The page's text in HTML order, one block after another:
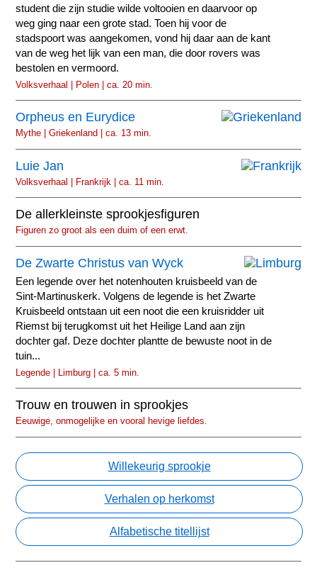
student die zijn studie wilde voltooien en daarvoor op
weg ging naar een grote stad. Toen hij voor de
stadspoort was aangekomen, vond hij daar aan de kant
van de weg het lijk van een man, die door rovers was
bestolen en vermoord.
Volksverhaal | Polen | ca. 20 min.
Orpheus en Eurydice
Mythe | Griekenland | ca. 13 min.
Luie Jan
Volksverhaal | Frankrijk | ca. 11 min.
De allerkleinste sprookjesfiguren
Figuren zo groot als een duim of een erwt.
De Zwarte Christus van Wyck
Een legende over het notenhouten kruisbeeld van de
Sint-Martinuskerk. Volgens de legende is het Zwarte
Kruisbeeld ontstaan uit een noot die een kruisridder uit
Riemst bij terugkomst uit het Heilige Land aan zijn
dochter gaf. Deze dochter plantte de bewuste noot in de
tuin...
Legende | Limburg | ca. 5 min.
Trouw en trouwen in sprookjes
Eeuwige, onmogelijke en vooral hevige liefdes.
Willekeurig sprookje
Verhalen op herkomst
Alfabetische titellijst